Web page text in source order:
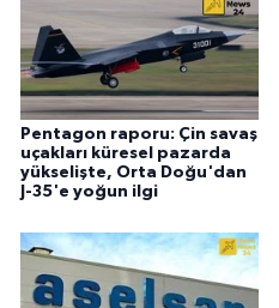
Pentagon raporu: Çin savaş
uçakları küresel pazarda
yükselişte, Orta Doğu'dan
J-35'e yoğun ilgi